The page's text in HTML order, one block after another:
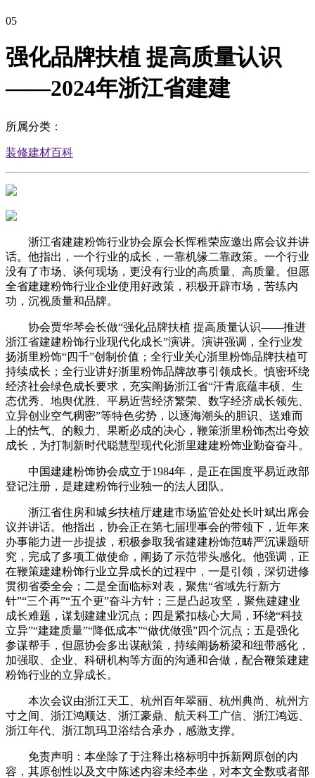
05
强化品牌扶植 提高质量认识
——2024年浙江省建建
所属分类：
装修建材百科
浙江省建建粉饰行业协会原会长恽稚荣应邀出席会议并讲
话。他指出，一个行业的成长，一靠机缘二靠政策。一个行业
没有了市场、谈何现场，更没有行业的高质量、高质量。但愿
全省建建粉饰行业企业使用好政策，积极开辟市场，苦练内
功，沉视质量和品牌。
协会贾华琴会长做“强化品牌扶植 提高质量认识——推进
浙江省建建粉饰行业现代化成长”演讲。演讲强调，全行业发
扬浙里粉饰“四千”创制价值；全行业关心浙里粉饰品牌扶植可
持续成长；全行业讲好浙里粉饰品牌故事引领成长。慎密环绕
经济社会绿色成长要求，充实阐扬浙江省“汗青底蕴丰硕、生
态优秀、地舆优胜、平易近营经济繁荣、数字经济成长领先、
立异创业空气稠密”等特色劣势，以逐海潮头的胆识、送难而
上的怯气、的毅力、果断必成的决心，鞭策浙里粉饰杰出夸姣
成长，为打制新时代聪慧型现代化浙里建建粉饰业勤奋奋斗。
中国建建粉饰协会成立于1984年，是正在国度平易近政部
登记注册，是建建粉饰行业独一的法人团队。
浙江省住房和城乡扶植厅建建市场监管处处长叶斌出席会
议并讲话。他指出，协会正在第七届理事会的带领下，近年来
办事能力进一步提拔，积极参取我省建建粉饰范畴严沉课题研
究，完成了多项工做使命，阐扬了示范带头感化。他强调，正
在鞭策建建粉饰行业立异成长的过程中，一是引领，深切进修
贯彻省委全会；二是全面临标对表，聚焦“省域先行新方
针”“三个再”“五个更”奋斗方针；三是凸起攻坚，聚焦建建业
成长难题，谋划建建业沉点；四是紧扣核心大局，环绕“科技
立异”“建建质量”“降低成本”“做优做强”四个沉点；五是强化
参谋帮手，但愿协会多出谋献策，持续阐扬桥梁和纽带感化，
加强取、企业、科研机构等方面的沟通和合做，配合鞭策建建
粉饰行业的立异成长。
本次会议由浙江天工、杭州百年翠丽、杭州典尚、杭州方
寸之间、浙江鸿顺达、浙江豪鼎、航天科工广信、浙江鸿远、
浙江年代、浙江凯玛卫浴结合承办，感激支撑。
免责声明：本坐除了于注释出格标明中拆新网原创的内
容，其原创性以及文中陈述内容未经本坐，对本文全数或者部